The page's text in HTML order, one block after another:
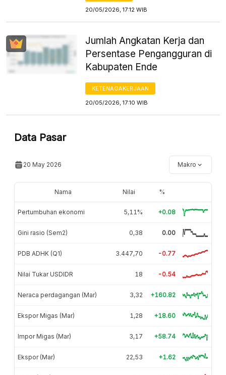
20/05/2026, 17:12 WIB
Jumlah Angkatan Kerja dan
Persentase Pengangguran di
Kabupaten Ende
KETENAGAKERJAAN
20/05/2026, 17:10 WIB
Data Pasar
20 May 2026 Makro
Nama Nilai %
Pertumbuhan ekonomi 5,11% +0.08
Gini rasio (Sem2) 0,38 0.00
PDB ADHK (Q1) 3.447,70 -0.77
Nilai Tukar USDIDR 18 -0.54
Neraca perdagangan (Mar) 3,32 +160.82
Ekspor Migas (Mar) 1,28 +18.60
Impor Migas (Mar) 3,17 +58.74
Ekspor (Mar) 22,53 +1.62